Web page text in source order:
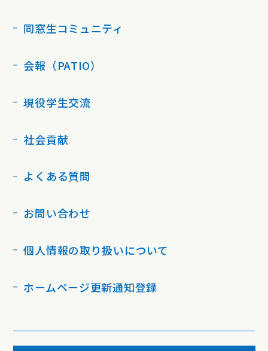
同窓生コミュニティ
会報（PATIO）
現役学生交流
社会貢献
よくある質問
お問い合わせ
個人情報の取り扱いについて
ホームページ更新通知登録